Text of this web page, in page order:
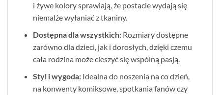
i żywe kolory sprawiają, że postacie wydają się
niemalże wyłaniać z tkaniny.
Dostępna dla wszystkich:Rozmiary dostępne
zarówno dla dzieci, jak i dorosłych, dzięki czemu
cała rodzina może cieszyć się wspólną pasją.
Styl i wygoda:Idealna do noszenia na co dzień,
na konwenty komiksowe, spotkania fanów czy